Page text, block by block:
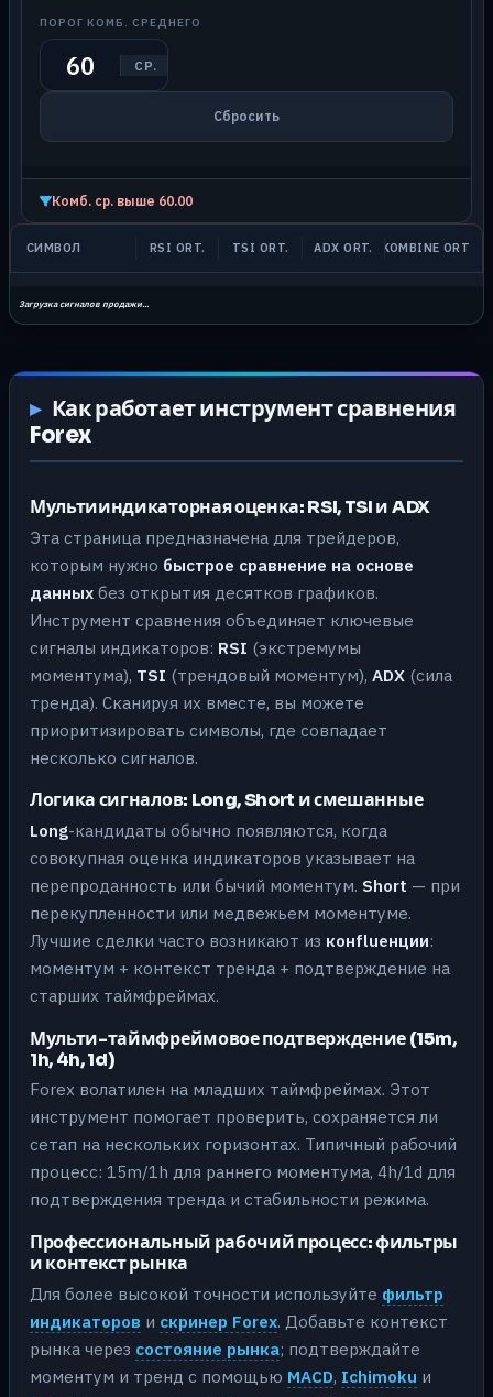
ПОРОГ КОМБ. СРЕДНЕГО
СР.
Сбросить
Комб. ср. выше 60.00
СИМВОЛ RSI ORT. TSI ORT. ADX ORT. KOMBINE ORT.
Загрузка сигналов продажи...
Как работает инструмент сравнения
Forex
Мультииндикаторная оценка: RSI, TSI и ADX
Эта страница предназначена для трейдеров,
которым нужно быстрое сравнение на основе
данных без открытия десятков графиков.
Инструмент сравнения объединяет ключевые
сигналы индикаторов: RSI (экстремумы
моментума), TSI (трендовый моментум), ADX (сила
тренда). Сканируя их вместе, вы можете
приоритизировать символы, где совпадает
несколько сигналов.
Логика сигналов: Long, Short и смешанные
Long-кандидаты обычно появляются, когда
совокупная оценка индикаторов указывает на
перепроданность или бычий моментум. Short — при
перекупленности или медвежьем моментуме.
Лучшие сделки часто возникают из конfluенции:
моментум + контекст тренда + подтверждение на
старших таймфреймах.
Мульти-таймфреймовое подтверждение (15m,
1h, 4h, 1d)
Forex волатилен на младших таймфреймах. Этот
инструмент помогает проверить, сохраняется ли
сетап на нескольких горизонтах. Типичный рабочий
процесс: 15m/1h для раннего моментума, 4h/1d для
подтверждения тренда и стабильности режима.
Профессиональный рабочий процесс: фильтры
и контекст рынка
Для более высокой точности используйте фильтр
индикаторов и скринер Forex. Добавьте контекст
рынка через состояние рынка; подтверждайте
моментум и тренд с помощью MACD, Ichimoku и